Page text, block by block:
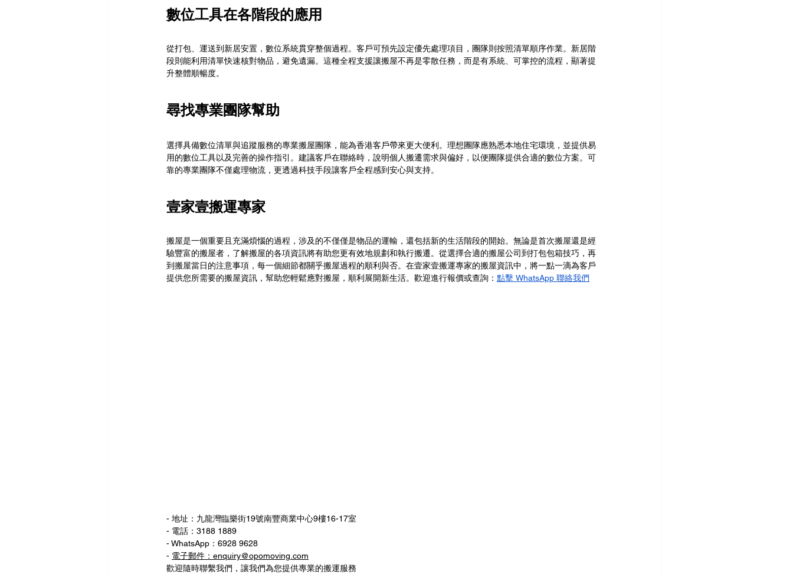
數位工具在各階段的應用
從打包、運送到新居安置，數位系統貫穿整個過程。客戶可預先設定優先處理項目，團隊則按照清單順序作業。新居階
段則能利用清單快速核對物品，避免遺漏。這種全程支援讓搬屋不再是零散任務，而是有系統、可掌控的流程，顯著提
升整體順暢度。
尋找專業團隊幫助
選擇具備數位清單與追蹤服務的專業搬屋團隊，能為香港客戶帶來更大便利。理想團隊應熟悉本地住宅環境，並提供易
用的數位工具以及完善的操作指引。建議客戶在聯絡時，說明個人搬遷需求與偏好，以便團隊提供合適的數位方案。可
靠的專業團隊不僅處理物流，更透過科技手段讓客戶全程感到安心與支持。
壹家壹搬運專家
搬屋是一個重要且充滿煩惱的過程，涉及的不僅僅是物品的運輸，還包括新的生活階段的開始。無論是首次搬屋還是經
驗豐富的搬屋者，了解搬屋的各項資訊將有助您更有效地規劃和執行搬遷。從選擇合適的搬屋公司到打包包箱技巧，再
到搬屋當日的注意事項，每一個細節都關乎搬屋過程的順利與否。在壹家壹搬運專家的搬屋資訊中，將一點一滴為客戶
提供您所需要的搬屋資訊，幫助您輕鬆應對搬屋，順利展開新生活。歡迎進行報價或查詢 ： 點擊 WhatsApp 聯絡我們
- 地址：九龍灣臨樂街19號南豐商業中心9樓16-17室
- 電話：3188 1889
- WhatsApp：6928 9628
- 電子郵件：enquiry@opomoving.com
歡迎隨時聯繫我們，讓我們為您提供專業的搬運服務